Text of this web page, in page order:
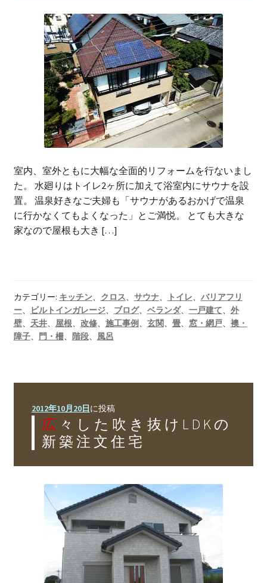
室内、室外ともに大幅な全面的リフォームを行ないまし
た。 水廻りはトイレ2ヶ所に加えて浴室内にサウナを設
置。 温泉好きなご夫婦も「サウナがあるおかげで温泉
に行かなくてもよくなった」とご満悦。 とても大きな
家なので屋根も大き […]
カテゴリー: キッチン クロス サウナ、 トイレ
バリアフリ
ー、 ビルトインガレージ、 ブログ、 ベランダ、 一戸建て
外
壁、 天井、 屋根 改修、 施工事例、 玄関、 畳、 窓・網戸、 襖・
障子、 門・柵、 階段、 風呂
2012年10月20日 に投稿
広々した吹き抜けLDKの
新築注文住宅